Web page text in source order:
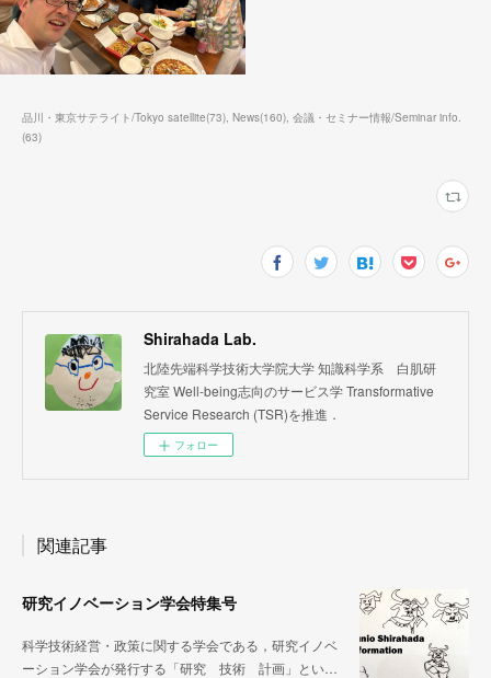
品川・東京サテライト/Tokyo satellite(73) News(160) 会議・セミナー情報/Seminar info.
(63)
Shirahada Lab.
北陸先端科学技術大学院大学 知識科学系 白肌研
究室 Well-being志向のサービス学 Transformative
Service Research (TSR)を推進．
フォロー
関連記事
研究イノベーション学会特集号
科学技術経営・政策に関する学会である，研究イノベ
ーション学会が発行する「研究 技術 計画」とい…